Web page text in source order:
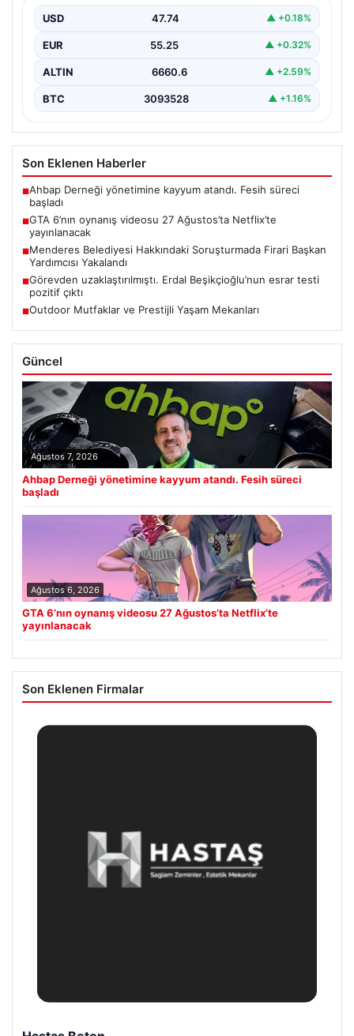
Ağustos’ta Netflix’te Yayınlanacak”, “content”: “ Güçlü
beklentilerin…
USD 47.74 ▲ +0.18%
EUR 55.25 ▲ +0.32%
ALTIN 6660.6 ▲ +2.59%
BTC 3093528 ▲ +1.16%
Son Eklenen Haberler
■Ahbap Derneği yönetimine kayyum atandı. Fesih süreci
başladı
■GTA 6’nın oynanış videosu 27 Ağustos’ta Netflix’te
yayınlanacak
■Menderes Belediyesi Hakkındaki Soruşturmada Firari Başkan
Yardımcısı Yakalandı
■Görevden uzaklaştırılmıştı. Erdal Beşikçioğlu’nun esrar testi
pozitif çıktı
■Outdoor Mutfaklar ve Prestijli Yaşam Mekanları
Güncel
Ağustos 7, 2026
Ahbap Derneği yönetimine kayyum atandı. Fesih süreci
başladı
Ağustos 6, 2026
GTA 6’nın oynanış videosu 27 Ağustos’ta Netflix’te
yayınlanacak
Son Eklenen Firmalar